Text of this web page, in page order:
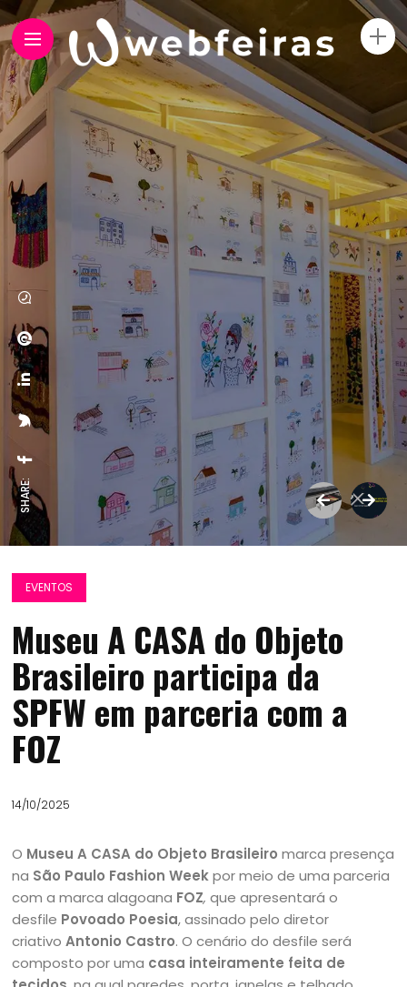
SHARE:
EVENTOS
Museu A CASA do Objeto
Brasileiro participa da
SPFW em parceria com a
FOZ
14/10/2025
O Museu A CASA do Objeto Brasileiro marca presença
na São Paulo Fashion Weekpor meio de uma parceria
com a marca alagoana FOZ, que apresentará o
desfile Povoado Poesia, assinado pelo diretor
criativoAntonio Castro. O cenário do desfile será
composto por uma casa inteiramente feita de